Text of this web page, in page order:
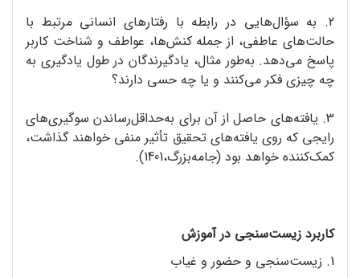
2. به سؤال‌هایی در رابطه با رفتارهای انسانی مرتبط با
حالت‌های عاطفی، از جمله کنش‌ها، عواطف و شناخت کاربر
پاسخ می‌دهد. به‌طور مثال، یادگیرندگان در طول یادگیری به
چه چیزی فکر می‌کنند و یا چه حسی دارند؟
3. یافته‌های حاصل از آن برای به‌حداقل‌رساندن سوگیری‌های
رایجی که روی یافته‌های تحقیق تأثیر منفی خواهند گذاشت،
کمک‌کننده خواهد بود (جامه‌بزرگ،1401).
کاربرد زیست‌سنجی در آموزش
1. زیست‌سنجی و حضور و غیاب